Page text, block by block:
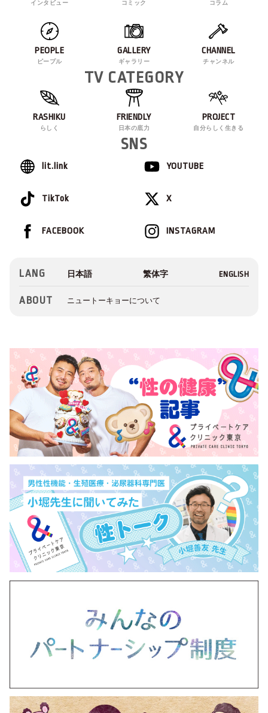
インタビュー コミック コラム
PEOPLE
ピープル
GALLERY
ギャラリー
CHANNEL
チャンネル
TV CATEGORY
RASHIKU
らしく
FRIENDLY
日本の底力
PROJECT
自分らしく生きる
SNS
lit.link YOUTUBE
TikTok X
INSTAGRAM
FACEBOOK
LANG
ABOUT ニュートーキョーについて